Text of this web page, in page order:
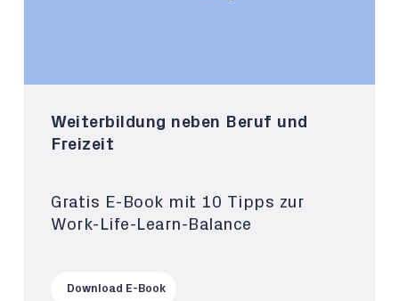
Weiterbildung neben Beruf und
Freizeit
Gratis E-Book mit 10 Tipps zur
Work-Life-Learn-Balance
Download E-Book